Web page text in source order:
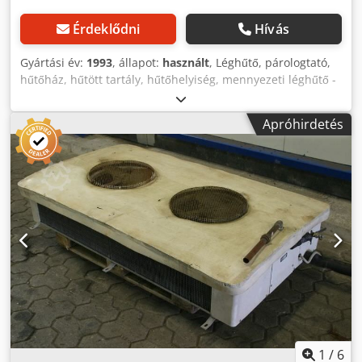
Érdeklődni Hívás
Gyártási év: 1993, állapot: használt, Léghűtő, párologtató,
hűtőház, hűtött tartály, hűtőhelyiség, mennyezeti léghűtő -
Szám: 1x ventilátor -Ventilátor átmérő: 400 mm -Lamella
távolság: mm -Méretek: 1030/1770 / H400 mm -Súly: 82 kg
Cjdpeb N Ulijfx Am Aoha
Apróhirdetés
1 / 6